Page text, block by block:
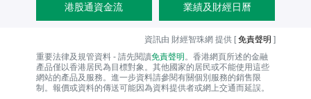
港股通資金流 業績及財經日曆
資訊由 財經智珠網 提供 [免責聲明 ]
重要法律及規管資料 - 請先閱讀免責聲明 。香港網頁所述的金融
產品僅以香港居民為目標對象。其他國家的居民或不能使用這些
網站的產品及服務。進一步資料請參閱有關個別服務的銷售限
制。報價或資料的傳送可能因為資料提供者或網上交通而延誤。